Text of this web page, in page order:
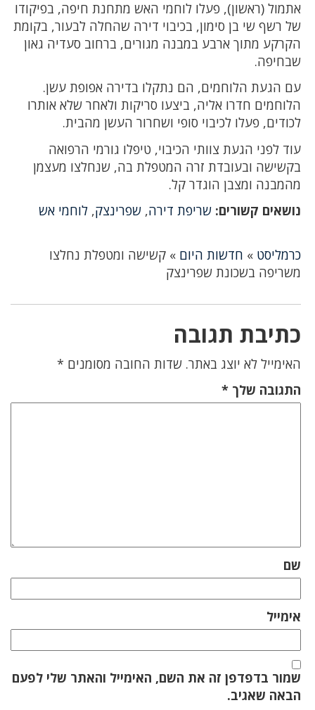
אתמול (ראשון), פעלו לוחמי האש מתחנת חיפה, בפיקודו
של רשף שי בן סימון, בכיבוי דירה שהחלה לבעור, בקומת
הקרקע מתוך ארבע במבנה מגורים, ברחוב סעדיה גאון
שבחיפה.
עם הגעת הלוחמים, הם נתקלו בדירה אפופת עשן.
הלוחמים חדרו אליה, ביצעו סריקות ולאחר שלא אותרו
לכודים, פעלו לכיבוי סופי ושחרור העשן מהבית.
עוד לפני הגעת צוותי הכיבוי, טיפלו גורמי הרפואה
בקשישה ובעובדת זרה המטפלת בה, שנחלצו מעצמן
מהמבנה ומצבן הוגדר קל.
נושאים קשורים: שריפת דירה, שפרינצק, לוחמי אש
כרמליסט » חדשות היום » קשישה ומטפלת נחלצו
משריפה בשכונת שפרינצק
כתיבת תגובה
האימייל לא יוצג באתר. שדות החובה מסומנים *
התגובה שלך *
שם
אימייל
שמור בדפדפן זה את השם, האימייל והאתר שלי לפעם
הבאה שאגיב.